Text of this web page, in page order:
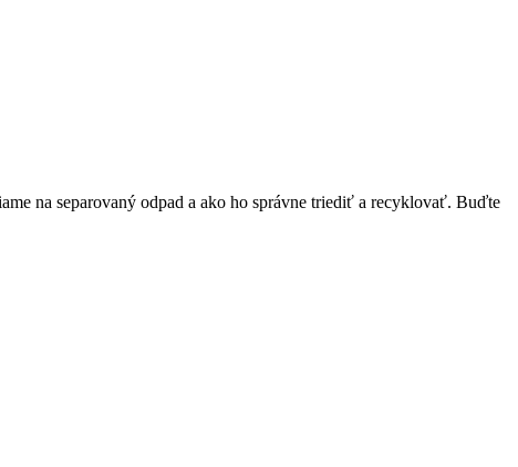
na separovaný odpad a ako ho správne triediť a recyklovať. Buďte